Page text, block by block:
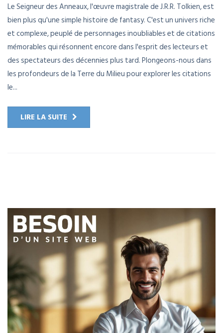
Le Seigneur des Anneaux, l'œuvre magistrale de J.R.R. Tolkien, est
bien plus qu'une simple histoire de fantasy. C'est un univers riche
et complexe, peuplé de personnages inoubliables et de citations
mémorables qui résonnent encore dans l'esprit des lecteurs et
des spectateurs des décennies plus tard. Plongeons-nous dans
les profondeurs de la Terre du Milieu pour explorer les citations
le...
LIRE LA SUITE